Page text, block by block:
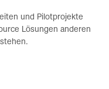
und Pilotprojekte
Lösungen anderen